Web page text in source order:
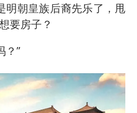
朝皇族后裔先乐了，甩
要房子？
？”